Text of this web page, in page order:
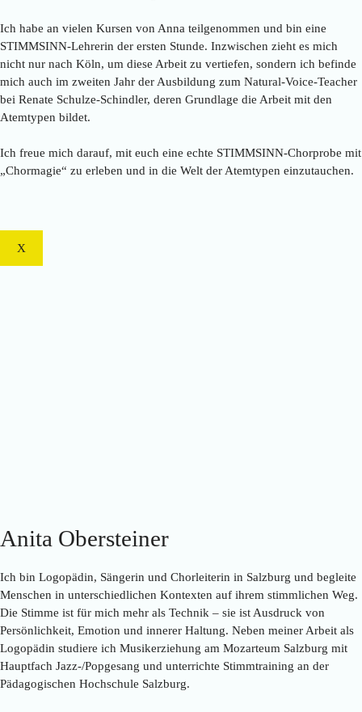
Ich habe an vielen Kursen von Anna teilgenommen und bin eine
STIMMSINN-Lehrerin der ersten Stunde. Inzwischen zieht es mich
nicht nur nach Köln, um diese Arbeit zu vertiefen, sondern ich befinde
mich auch im zweiten Jahr der Ausbildung zum Natural-Voice-Teacher
bei Renate Schulze-Schindler, deren Grundlage die Arbeit mit den
Atemtypen bildet.
Ich freue mich darauf, mit euch eine echte STIMMSINN-Chorprobe mit
„Chormagie“ zu erleben und in die Welt der Atemtypen einzutauchen.
X
Anita Obersteiner
Ich bin Logopädin, Sängerin und Chorleiterin in Salzburg und begleite
Menschen in unterschiedlichen Kontexten auf ihrem stimmlichen Weg.
Die Stimme ist für mich mehr als Technik – sie ist Ausdruck von
Persönlichkeit, Emotion und innerer Haltung. Neben meiner Arbeit als
Logopädin studiere ich Musikerziehung am Mozarteum Salzburg mit
Hauptfach Jazz-/Popgesang und unterrichte Stimmtraining an der
Pädagogischen Hochschule Salzburg.